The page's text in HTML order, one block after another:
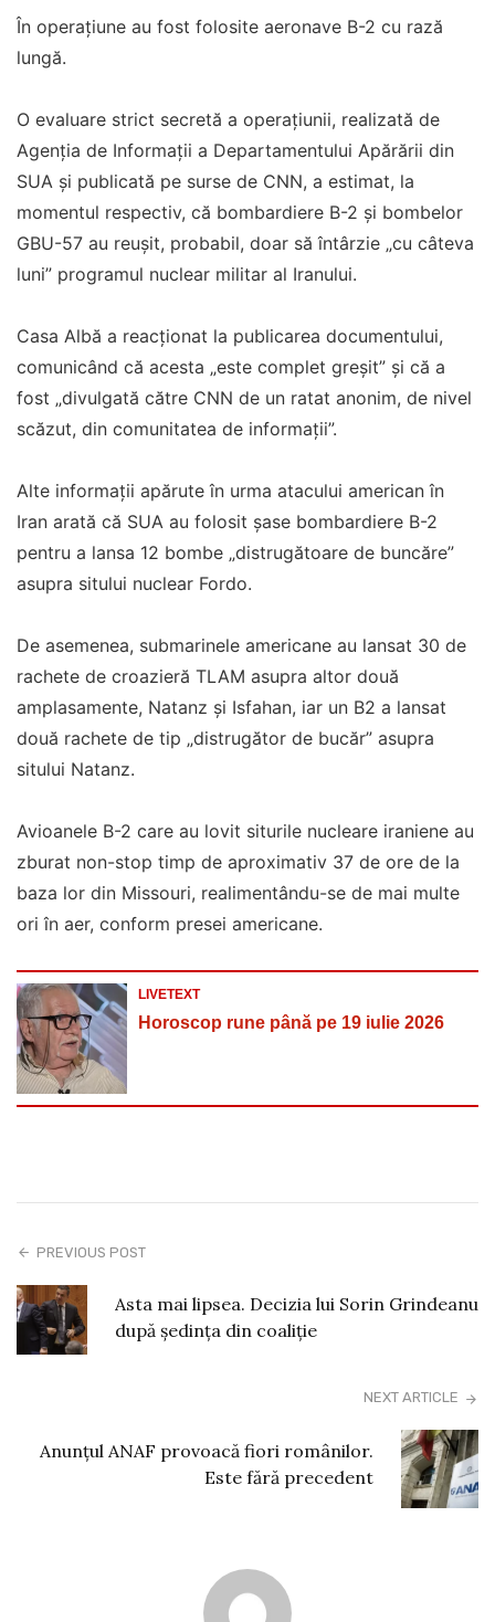
În operațiune au fost folosite aeronave B-2 cu rază
lungă.
O evaluare strict secretă a operațiunii, realizată de
Agenția de Informații a Departamentului Apărării din
SUA și publicată pe surse de CNN, a estimat, la
momentul respectiv, că bombardiere B-2 și bombelor
GBU-57 au reușit, probabil, doar să întârzie „cu câteva
luni” programul nuclear militar al Iranului.
Casa Albă a reacționat la publicarea documentului,
comunicând că acesta „este complet greșit” și că a
fost „divulgată către CNN de un ratat anonim, de nivel
scăzut, din comunitatea de informații”.
Alte informații apărute în urma atacului american în
Iran arată că SUA au folosit șase bombardiere B-2
pentru a lansa 12 bombe „distrugătoare de buncăre”
asupra sitului nuclear Fordo.
De asemenea, submarinele americane au lansat 30 de
rachete de croazieră TLAM asupra altor două
amplasamente, Natanz și Isfahan, iar un B2 a lansat
două rachete de tip „distrugător de bucăr” asupra
sitului Natanz.
Avioanele B-2 care au lovit siturile nucleare iraniene au
zburat non-stop timp de aproximativ 37 de ore de la
baza lor din Missouri, realimentându-se de mai multe
ori în aer, conform presei americane.
LIVETEXT
Horoscop rune până pe 19 iulie 2026
PREVIOUS POST
Asta mai lipsea. Decizia lui Sorin Grindeanu
după ședința din coaliție
NEXT ARTICLE
Anunțul ANAF provoacă fiori românilor.
Este fără precedent